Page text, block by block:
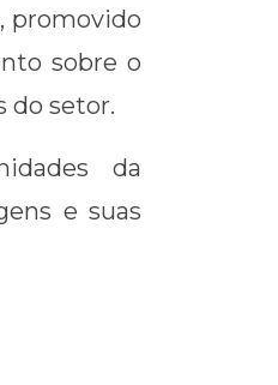
promovido
sobre o
do setor.
da
e suas